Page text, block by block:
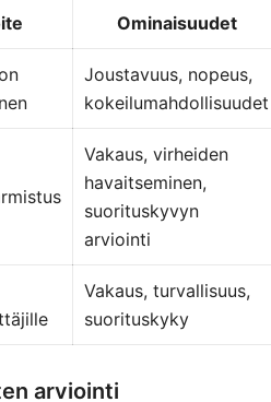
Ominaisuudet
Joustavuus, nopeus,
kokeilumahdollisuudet
Vakaus, virheiden
havaitseminen,
suorituskyvyn
arviointi
Vakaus, turvallisuus,
suorituskyky
arviointi